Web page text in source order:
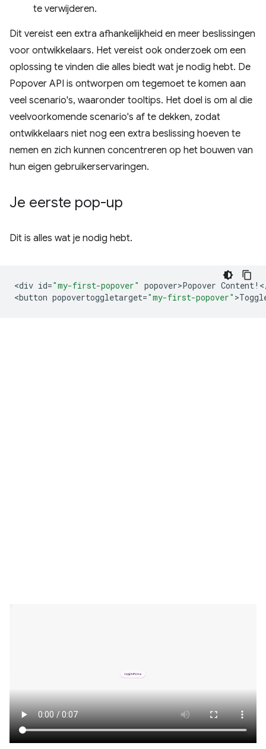
te verwijderen.
Dit vereist een extra afhankelijkheid en meer beslissingen
voor ontwikkelaars. Het vereist ook onderzoek om een ​​
oplossing te vinden die alles biedt wat je nodig hebt. De
Popover API is ontworpen om tegemoet te komen aan
veel scenario's, waaronder tooltips. Het doel is om al die
veelvoorkomende scenario's af te dekken, zodat
ontwikkelaars niet nog een extra beslissing hoeven te
nemen en zich kunnen concentreren op het bouwen van
hun eigen gebruikerservaringen.
Je eerste pop-up
Dit is alles wat je nodig hebt.
<div id="my-first-popover" popover>Popover Content! <
<button popovertoggletarget="my-first-popover" >